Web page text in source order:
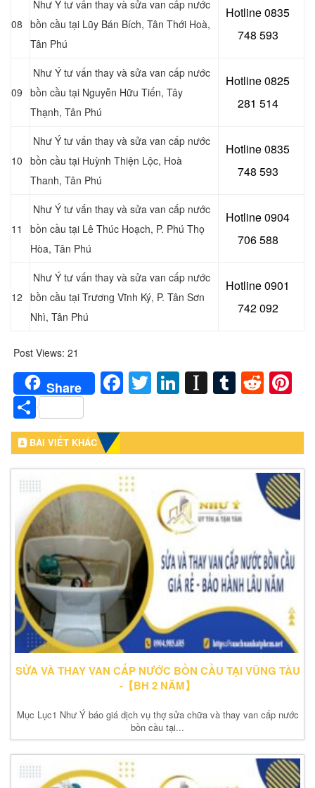
08
Như Ý tư vấn thay và sửa van cấp nước
bồn cầu tại Lũy Bán Bích, Tân Thới Hoà,
Tân Phú
Hotline 0835
748 593
09
Như Ý tư vấn thay và sửa van cấp nước
bồn cầu tại Nguyễn Hữu Tiến, Tây
Thạnh, Tân Phú
Hotline 0825
281 514
10
Như Ý tư vấn thay và sửa van cấp nước
bồn cầu tại Huỳnh Thiện Lộc, Hoà
Thanh, Tân Phú
Hotline 0835
748 593
11
Như Ý tư vấn thay và sửa van cấp nước
bồn cầu tại Lê Thúc Hoạch, P. Phú Thọ
Hòa, Tân Phú
Hotline 0904
706 588
12
Như Ý tư vấn thay và sửa van cấp nước
bồn cầu tại Trương Vĩnh Ký, P. Tân Sơn
Nhì, Tân Phú
Hotline 0901
742 092
Post Views: 21
Share Facebook
Twitter
LinkedIn
Instapaper
Tumblr
Share
BÀI VIẾT KHÁC
SỬA VÀ THAY VAN CẤP NƯỚC BỒN CẦU TẠI VŨNG TÀU
-【BH 2 NĂM】
Mục Lục1 Như Ý báo giá dịch vụ thợ sửa chữa và thay van cấp nước
bồn cầu tại...